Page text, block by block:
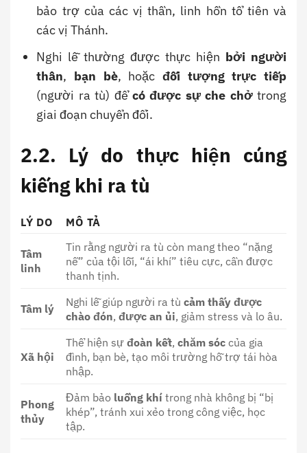
bảo trợ của các vị thần, linh hồn tổ tiên và
các vị Thánh.
Nghi lễ thường được thực hiện bởi người
thân, bạn bè, hoặcđối tượng trực tiếp
(người ra tù) đểcó được sự che chởtrong
giai đoạn chuyển đổi.
2.2. Lý do thực hiện cúng
kiếng khi ra tù
LÝ DO MÔ TẢ
Tâm
linh
Tin rằng người ra tù còn mang theo “nặng
nề” của tội lỗi, “ái khí” tiêu cực, cần được
thanh tịnh.
Tâm lý Nghi lễ giúp người ra tùcảm thấy được
chào đón,được an ủi, giảm stress và lo âu.
Xã hội
Thể hiện sựđoàn kết,chăm sóccủa gia
đình, bạn bè, tạo môi trường hỗ trợ tái hòa
nhập.
Phong
thủy
Đảm bảo luồng khítrong nhà không bị “bị
khép”, tránh xui xẻo trong công việc, học
tập.